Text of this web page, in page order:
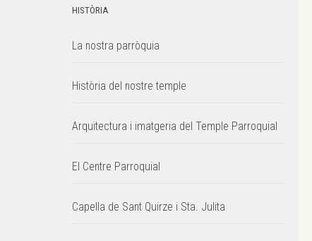
HISTÒRIA
La nostra parròquia
Història del nostre temple
Arquitectura i imatgeria del Temple Parroquial
El Centre Parroquial
Capella de Sant Quirze i Sta. Julita